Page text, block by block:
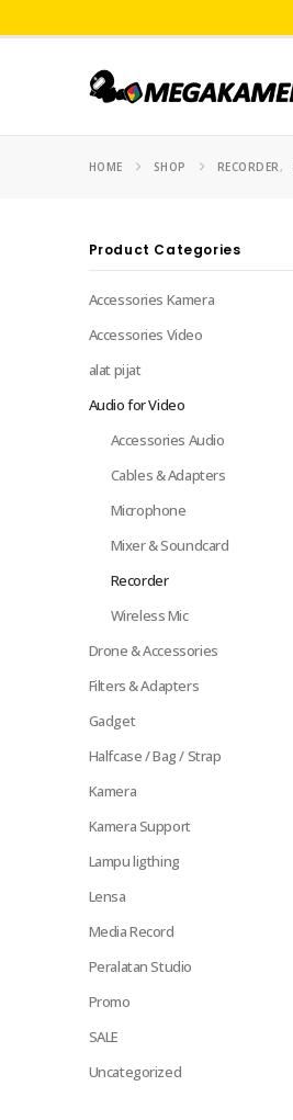
HOME SHOP RECORDER,
Product Categories
Accessories Kamera
Accessories Video
alat pijat
Audio for Video
Accessories Audio
Cables & Adapters
Microphone
Mixer & Soundcard
Recorder
Wireless Mic
Drone & Accessories
Filters & Adapters
Gadget
Halfcase / Bag / Strap
Kamera
Kamera Support
Lampu ligthing
Lensa
Media Record
Peralatan Studio
Promo
SALE
Uncategorized